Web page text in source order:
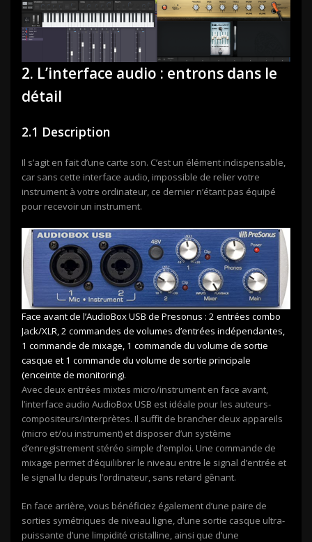
2. L’interface audio : entrons dans le
détail
2.1 Description
Il s’agit en fait d’une carte son. C’est un élément indispensable,
car sans cette interface audio, impossible de relier votre
instrument à votre ordinateur, ce dernier n’étant pas équipé
pour recevoir un instrument.
Face avant de l’AudioBox USB de Presonus : 2 entrées combo
Jack/XLR, 2 commandes de volumes d’entrées indépendantes,
1 commande de mixage, 1 commande du volume de sortie
casque et 1 commande du volume de sortie principale
(enceinte de monitoring).
Avec deux entrées mixtes micro/instrument en face avant,
l’interface audio AudioBox USB est idéale pour les auteurs-
compositeurs/interprètes. Il suffit de brancher deux appareils
(micro et/ou instrument) et disposer d’un système
d’enregistrement stéréo simple d’emploi. Une commande de
mixage permet d’équilibrer le niveau entre le signal d’entrée et
le signal lu depuis l’ordinateur, sans retard gênant.
En face arrière, vous bénéficiez également d’une paire de
sorties symétriques de niveau ligne, d’une sortie casque ultra-
puissante d’une limpidité cristalline, ainsi que d’une